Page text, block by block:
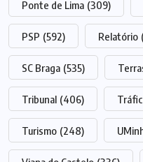
Ponte de Lima (309)
PSP (592) Relatório
SC Braga (535)
Tribunal (406)
Turismo (248)